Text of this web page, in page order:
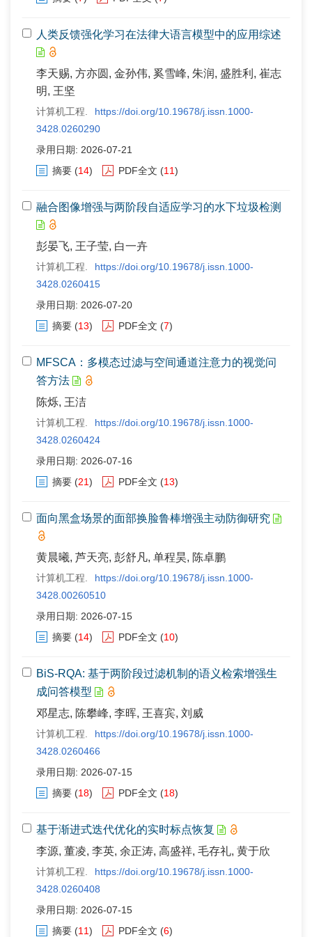
人类反馈强化学习在法律大语言模型中的应用综述
李天赐, 方亦圆, 金孙伟, 奚雪峰, 朱润, 盛胜利, 崔志
明, 王坚
计算机工程.
https://doi.org/10.19678/j.issn.1000-
3428.0260290
录用日期: 2026-07-21
摘要 (14) PDF全文 (11)
融合图像增强与两阶段自适应学习的水下垃圾检测
彭晏飞, 王子莹, 白一卉
计算机工程.
https://doi.org/10.19678/j.issn.1000-
3428.0260415
录用日期: 2026-07-20
摘要 (13) PDF全文 (7)
MFSCA：多模态过滤与空间通道注意力的视觉问
答方法
陈烁, 王洁
计算机工程.
https://doi.org/10.19678/j.issn.1000-
3428.0260424
录用日期: 2026-07-16
摘要 (21) PDF全文 (13)
面向黑盒场景的面部换脸鲁棒增强主动防御研究
黄晨曦, 芦天亮, 彭舒凡, 单程昊, 陈卓鹏
计算机工程.
https://doi.org/10.19678/j.issn.1000-
3428.00260510
录用日期: 2026-07-15
摘要 (14) PDF全文 (10)
BiS-RQA: 基于两阶段过滤机制的语义检索增强生
成问答模型
邓星志, 陈攀峰, 李晖, 王喜宾, 刘威
计算机工程.
https://doi.org/10.19678/j.issn.1000-
3428.0260466
录用日期: 2026-07-15
摘要 (18) PDF全文 (18)
基于渐进式迭代优化的实时标点恢复
李源, 董凌, 李英, 余正涛, 高盛祥, 毛存礼, 黄于欣
计算机工程.
https://doi.org/10.19678/j.issn.1000-
3428.0260408
录用日期: 2026-07-15
摘要 (11) PDF全文 (6)